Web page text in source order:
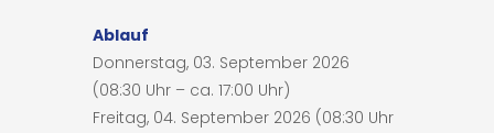
Ablauf
Donnerstag, 03. September 2026
(08:30 Uhr – ca. 17:00 Uhr)
Freitag, 04. September 2026 (08:30 Uhr